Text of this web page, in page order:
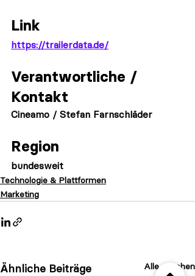
Link
https://trailerdata.de/
Verantwortliche /
Kontakt
Cineamo / Stefan Farnschläder
Region
bundesweit
Technologie & Plattformen
Marketing
Ähnliche Beiträge Alle ansehen